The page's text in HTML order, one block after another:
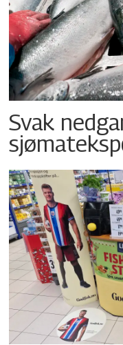
Svak